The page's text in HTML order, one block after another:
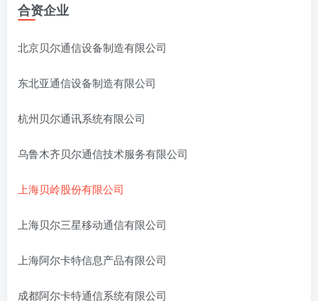
合资企业
北京贝尔通信设备制造有限公司
东北亚通信设备制造有限公司
杭州贝尔通讯系统有限公司
乌鲁木齐贝尔通信技术服务有限公司
上海贝岭股份有限公司
上海贝尔三星移动通信有限公司
上海阿尔卡特信息产品有限公司
成都阿尔卡特通信系统有限公司